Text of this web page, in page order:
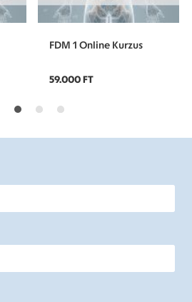
FDM 1 Online Kurzus
59.000 FT